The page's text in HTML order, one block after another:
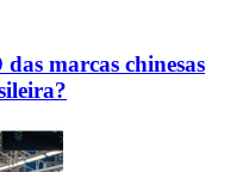
marcas chinesas